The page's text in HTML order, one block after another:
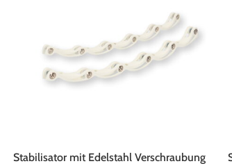
Stabilisator mit Edelstahl Verschraubung